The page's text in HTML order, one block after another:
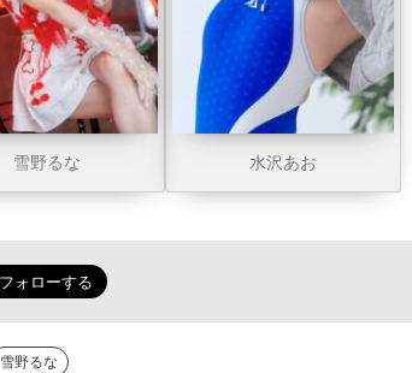
雪野るな 水沢あお
雪野るな